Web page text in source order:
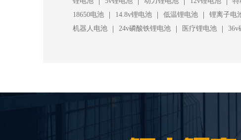
18650电池 | 14.8v锂电池 | 低温锂电池 | 锂离子电
机器人电池 | 24v磷酸铁锂电池 | 医疗锂电池 | 36v